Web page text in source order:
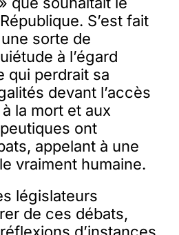
S’est fait
sorte de
à l’égard
qui perdrait sa
devant l’accès
la mort et aux
ont
appelant à une
vraiment humaine.
législateurs
de ces débats,